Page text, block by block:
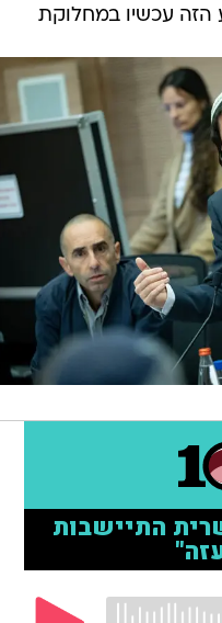
הזה עכשיו במחלוקת